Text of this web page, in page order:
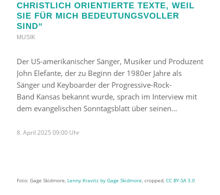
CHRISTLICH ORIENTIERTE TEXTE, WEIL
SIE FÜR MICH BEDEUTUNGSVOLLER
SIND“
MUSIK
Der US-amerikanischer Sänger, Musiker und Produzent
John Elefante, der zu Beginn der 1980er Jahre als
Sänger und Keyboarder der Progressive-Rock-
Band Kansas bekannt wurde, sprach im Interview mit
dem evangelischen Sonntagsblatt über seinen…
8. April 2025 09:00 Uhr
Foto: Gage Skidmore, Lenny Kravitz by Gage Skidmore , cropped, CC BY-SA 3.0